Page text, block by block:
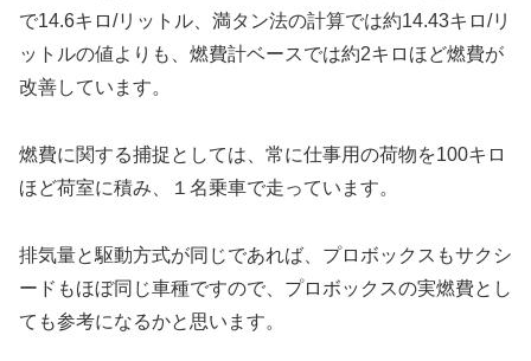
で14.6キロ/リットル、満タン法の計算では約14.43キロ/リ
ットルの値よりも、燃費計ベースでは約2キロほど燃費が
改善しています。
燃費に関する捕捉としては、常に仕事用の荷物を100キロ
ほど荷室に積み、１名乗車で走っています。
排気量と駆動方式が同じであれば、プロボックスもサクシ
ードもほぼ同じ車種ですので、プロボックスの実燃費とし
ても参考になるかと思います。